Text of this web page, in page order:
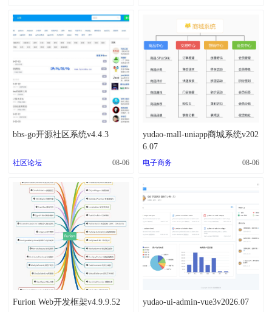
bbs-go开源社区系统v4.4.3
社区论坛 08-06
yudao-mall-uniapp商城系统v202
6.07
电子商务 08-06
Furion Web开发框架v4.9.9.52 yudao-ui-admin-vue3v2026.07